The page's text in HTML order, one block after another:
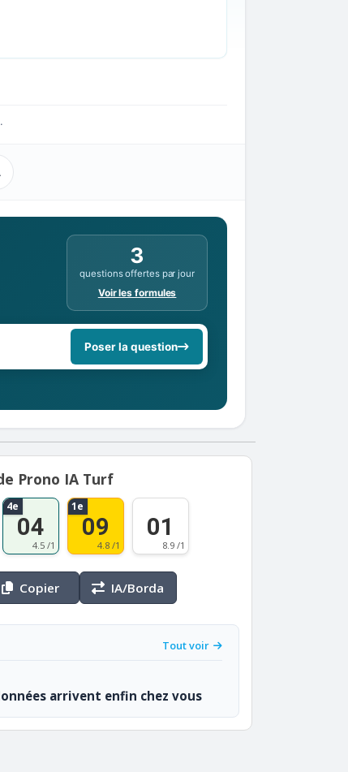
3
questions offertes par jour
Voir les formules
Poser la question
Prono IA Turf
4e
04
4.5 /1
1e
09
4.8 /1
01
8.9 /1
Copier IA/Borda
Tout voir
arrivent enfin chez vous